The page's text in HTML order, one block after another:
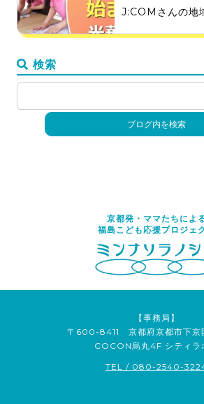
J:COMさんの地
検索
京都発・ママたちによ
福島こども応援プロジェ
【事務局】
〒600-8411 京都府京都市下京
COCON烏丸4F シティラ
TEL / 080-2540-